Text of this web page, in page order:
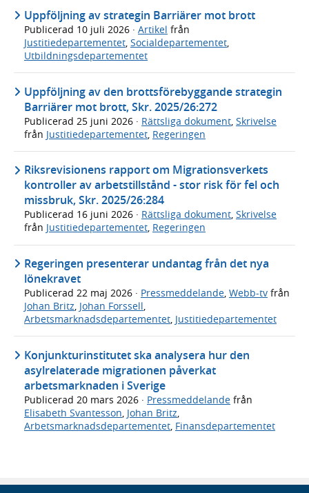
Uppföljning av strategin Barriärer mot brott
Publicerad 10 juli 2026 · Artikel från
Justitiedepartementet, Socialdepartementet,
Utbildningsdepartementet
Uppföljning av den brottsförebyggande strategin
Barriärer mot brott, Skr. 2025/26:272
Publicerad 25 juni 2026 · Rättsliga dokument Skrivelse
från Justitiedepartementet Regeringen
Riksrevisionens rapport om Migrationsverkets
kontroller av arbetstillstånd - stor risk för fel och
missbruk, Skr. 2025/26:284
Publicerad 16 juni 2026 · Rättsliga dokument, Skrivelse
från Justitiedepartementet, Regeringen
Regeringen presenterar undantag från det nya
lönekravet
Publicerad 22 maj 2026 · Pressmeddelande, Webb-tv från
Johan Britz, Johan Forssell,
Arbetsmarknadsdepartementet, Justitiedepartementet
Konjunkturinstitutet ska analysera hur den
asylrelaterade migrationen påverkat
arbetsmarknaden i Sverige
Publicerad 20 mars 2026 · Pressmeddelande från
Elisabeth Svantesson Johan Britz
Arbetsmarknadsdepartementet Finansdepartementet